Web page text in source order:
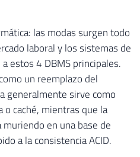
las modas surgen todo
laboral y los sistemas de
estos 4 DBMS principales.
un reemplazo del
generalmente sirve como
o caché, mientras que la
en una base de
a la consistencia ACID.